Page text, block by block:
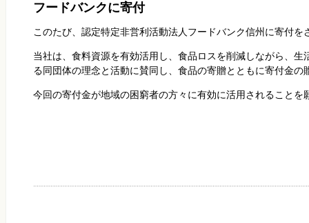
フードバンクに寄付
このたび、認定特定非営利活動法人フードバンク信州に寄付を
当社は、食料資源を有効活用し、食品ロスを削減しながら、
る同団体の理念と活動に賛同し、食品の寄贈とともに寄付金
今回の寄付金が地域の困窮者の方々に有効に活用されることを